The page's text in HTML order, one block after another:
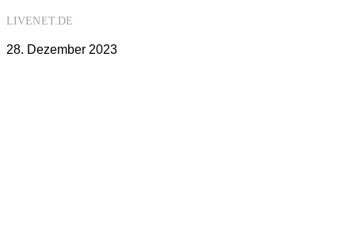
LIVENET.DE
28. Dezember 2023